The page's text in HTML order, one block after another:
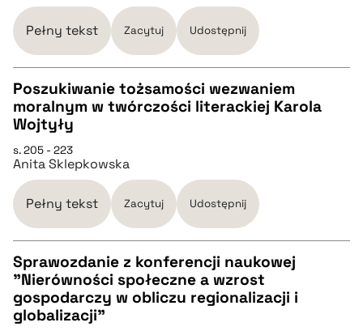
pobierz cytat
BIBTEX
pobierz cytat
Pełny tekst Zacytuj Udostępnij
CZYSTY TEKST
pobierz cytat
BIBTEX
pobierz cytat
Poszukiwanie tożsamości wezwaniem
moralnym w twórczości literackiej Karola
Wojtyły
s. 205 - 223
Anita Sklepkowska
Pełny tekst Zacytuj Udostępnij
CZYSTY TEKST
Sprawozdanie z konferencji naukowej
"Nierówności społeczne a wzrost
gospodarczy w obliczu regionalizacji i
globalizacji"